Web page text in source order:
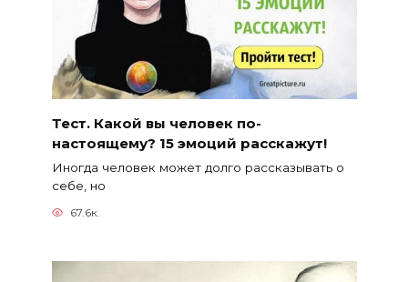
Тест. Какой вы человек по-
настоящему? 15 эмоций расскажут!
Иногда человек может долго рассказывать о
себе, но
67.6к.